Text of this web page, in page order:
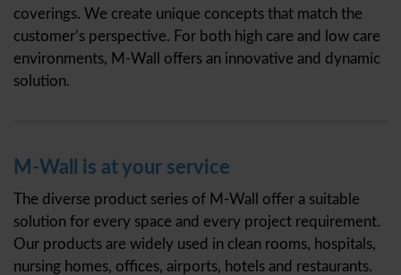
coverings. We create unique concepts that match the
customer’s perspective. For both high care and low care
environments, M-Wall offers an innovative and dynamic
solution.
M-Wall is at your service
The diverse product series of M-Wall offer a suitable
solution for every space and every project requirement.
Our products are widely used in clean rooms, hospitals,
nursing homes, offices, airports, hotels and restaurants.